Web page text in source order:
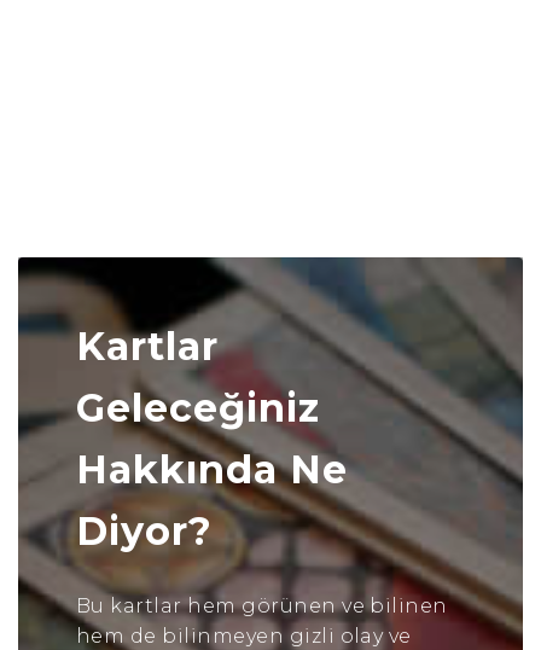
Kartlar
Geleceğiniz
Hakkında Ne
Diyor?
Bu kartlar hem görünen ve bilinen
hem de bilinmeyen gizli olay ve